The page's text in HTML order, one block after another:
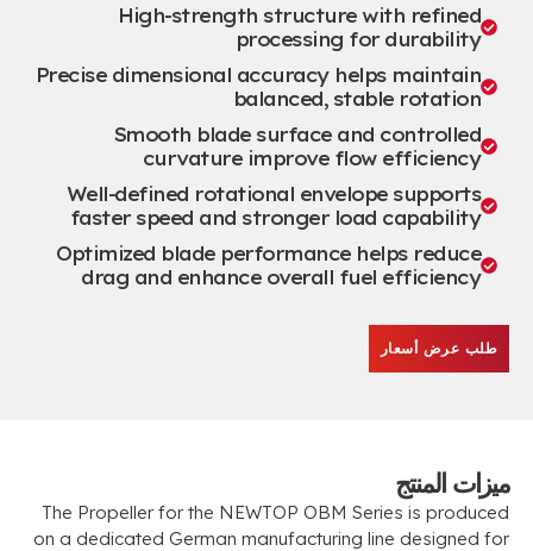
High-strength structure with refined
processing for durability
Precise dimensional accuracy helps maintain
balanced ,stable rotation
Smooth blade surface and controlled
curvature improve flow efficiency
Well-defined rotational envelope supports
faster speed and stronger load capability
Optimized blade performance helps reduce
drag and enhance overall fuel efficiency
طلب عرض أسعار
ميزات المنتج
The Propeller for the NEWTOP OBM Series is produced
on a dedicated German manufacturing line designed for